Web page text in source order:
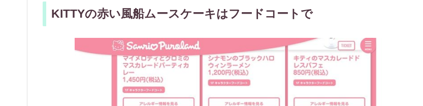
KITTYの赤い風船ムースケーキはフードコートで